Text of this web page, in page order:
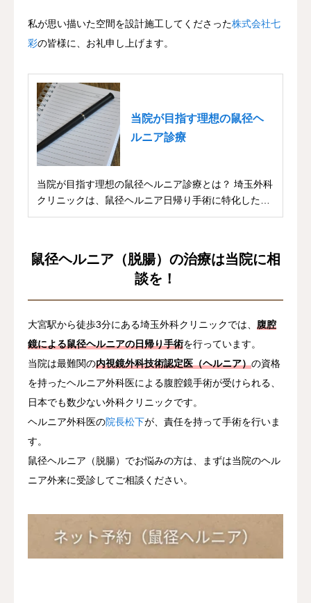
私が思い描いた空間を設計施工してくださった株式会社七
彩の皆様に、お礼申し上げます。
当院が目指す理想の鼠径ヘ
ルニア診療
当院が目指す理想の鼠径ヘルニア診療とは？ 埼玉外科
クリニックは、鼠径ヘルニア日帰り手術に特化した専
門...
鼠径ヘルニア（脱腸）の治療は当院に相
談を！
大宮駅から徒歩3分にある埼玉外科クリニックでは、 腹腔
鏡による鼠径ヘルニアの日帰り手術を行っています。
当院は最難関の内視鏡外科技術認定医（ヘルニア）の資格
を持ったヘルニア外科医による腹腔鏡手術が受けられる、
日本でも数少ない外科クリニックです。
ヘルニア外科医の院長松下が、責任を持って手術を行いま
す。
鼠径ヘルニア（脱腸）でお悩みの方は、まずは当院のヘル
ニア外来に受診してご相談ください。